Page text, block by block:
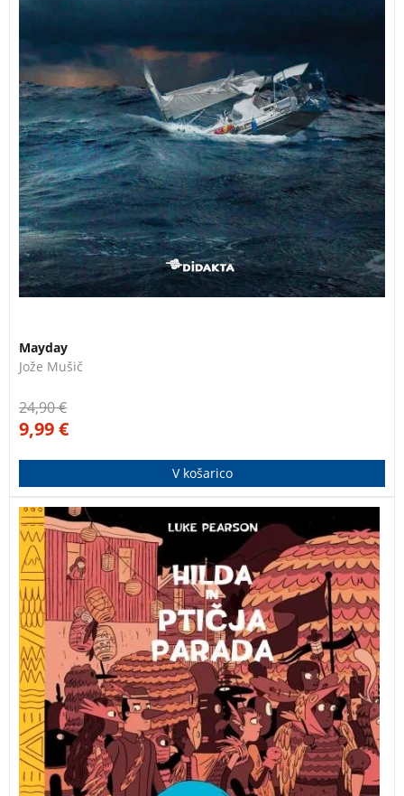
Mayday
Jože Mušič
24,90€
9,99€
V košarico
Hilda in ptičja paradaje tretja knjiga iz nagrajene
serije o pogumni deklici Hildi. Vključuje tudi zemljevid
Hildinega sveta! Besedilo je odlično prevedel Boštjan
Gorenc.